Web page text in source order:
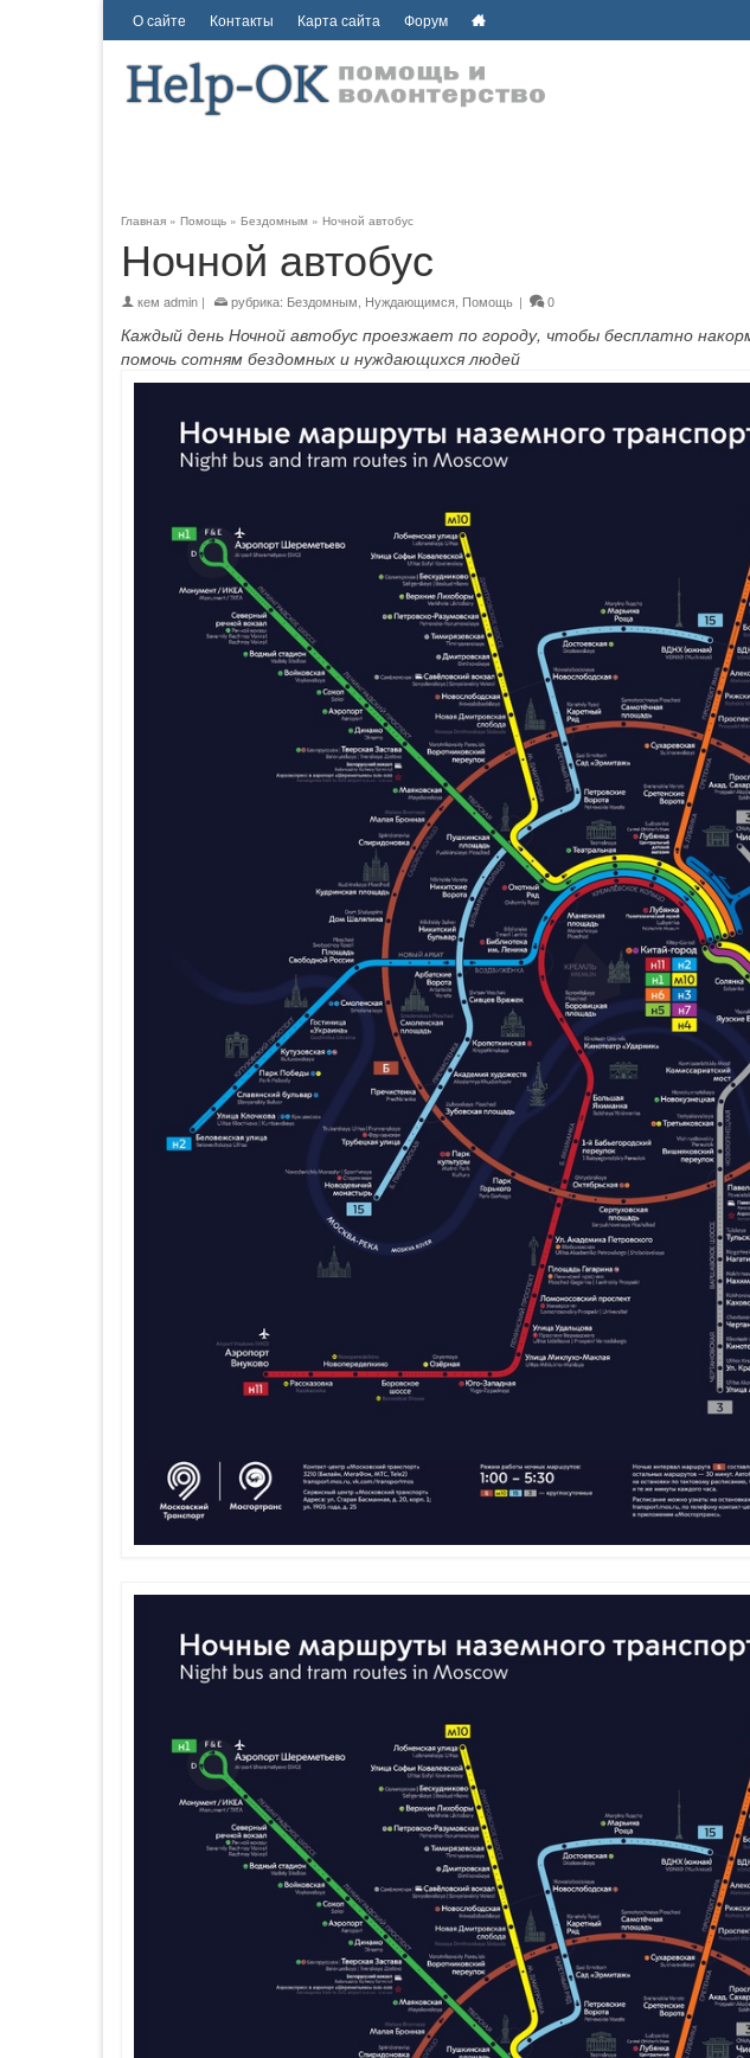
О сайте Контакты Карта сайта Форум
Главная » Помощь » Бездомным » Ночной автобус
Ночной автобус
кем admin | рубрика: Бездомным Нуждающимся Помощь | 0
Каждый день Ночной автобус проезжает по городу, чтобы бесплатно
помочь сотням бездомных и нуждающихся людей